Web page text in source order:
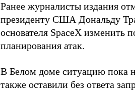
Ранее журналисты издания
президенту США Дональду
основателя SpaceX изменить
планирования атак.
В Белом доме ситуацию пока
также оставили без ответа